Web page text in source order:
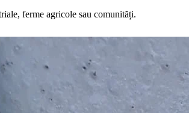
ferme agricole sau comunități.